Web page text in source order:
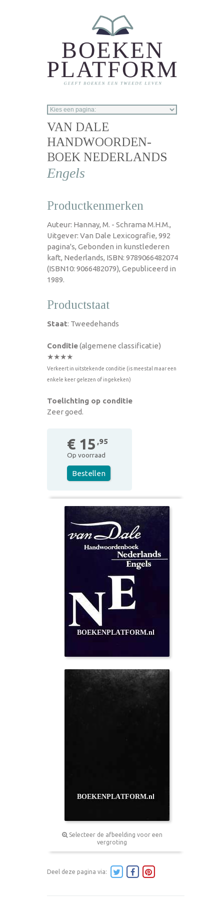
VAN DALE
HANDWOORDEN-
BOEK NEDERLANDS
Engels
Productkenmerken
Auteur: Hannay, M. - Schrama M.H.M.,
Uitgever: Van Dale Lexicografie, 992
pagina's, Gebonden in kunstlederen
kaft, Nederlands, ISBN: 9789066482074
(ISBN10: 9066482079), Gepubliceerd in
1989.
Productstaat
Staat: Tweedehands
Conditie(algemene classificatie)
★★★★
Verkeert in uitstekende conditie (is meestal maar een
enkele keer gelezen of ingekeken)
Toelichting op conditie
Zeer goed.
€ 15 ,95
Op voorraad
Bestellen
Selecteer de afbeelding voor een
vergroting
Deel deze pagina via: